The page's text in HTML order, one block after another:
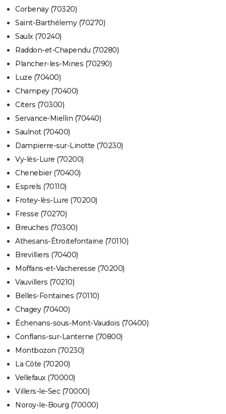
Corbenay (70320)
Saint-Barthélemy (70270)
Saulx (70240)
Raddon-et-Chapendu (70280)
Plancher-les-Mines (70290)
Luze (70400)
Champey (70400)
Citers (70300)
Servance-Miellin (70440)
Saulnot (70400)
Dampierre-sur-Linotte (70230)
Vy-lès-Lure (70200)
Chenebier (70400)
Esprels (70110)
Frotey-lès-Lure (70200)
Fresse (70270)
Breuches (70300)
Athesans-Étroitefontaine (70110)
Brevilliers (70400)
Moffans-et-Vacheresse (70200)
Vauvillers (70210)
Belles-Fontaines (70110)
Chagey (70400)
Échenans-sous-Mont-Vaudois (70400)
Conflans-sur-Lanterne (70800)
Montbozon (70230)
La Côte (70200)
Vellefaux (70000)
Villers-le-Sec (70000)
Noroy-le-Bourg (70000)